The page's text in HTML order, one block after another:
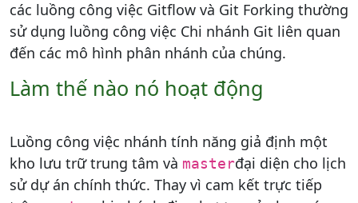
các luồng công việc Gitflow và Git Forking thường
sử dụng luồng công việc Chi nhánh Git liên quan
đến các mô hình phân nhánh của chúng.
Làm thế nào nó hoạt động
Luồng công việc nhánh tính năng giả định một
kho lưu trữ trung tâm và masterđại diện cho lịch
sử dự án chính thức. Thay vì cam kết trực tiếp